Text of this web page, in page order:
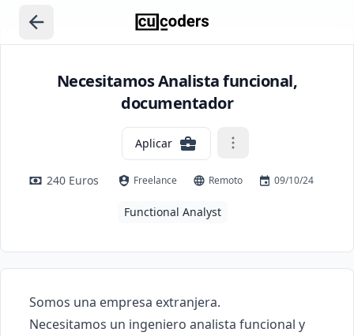
Necesitamos Analista funcional,
documentador
Aplicar
240 Euros Freelance Remoto 09/10/24
Functional Analyst
Somos una empresa extranjera.
Necesitamos un ingeniero analista funcional y